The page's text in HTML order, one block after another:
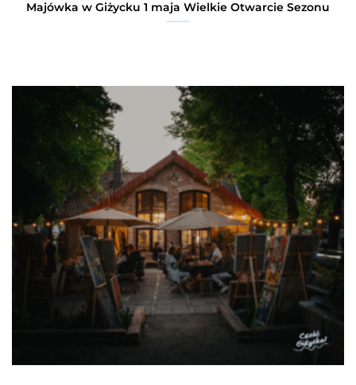
Majówka w Giżycku 1 maja Wielkie Otwarcie Sezonu